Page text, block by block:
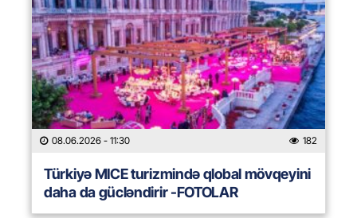
08.06.2026 - 11:30 182
Türkiyə MICE turizmində qlobal mövqeyini
daha da gücləndirir -FOTOLAR